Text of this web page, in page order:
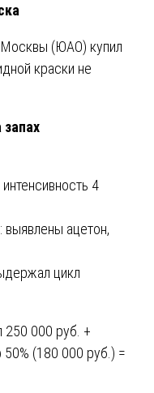
Москвы (ЮАО) купил
краски не
4
ацетон,
цикл
250 000 руб. +
(180 000 руб.) =